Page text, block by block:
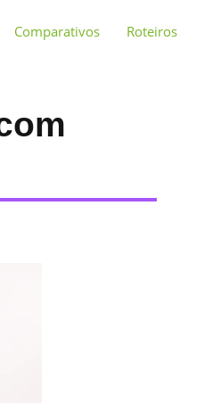
Comparativos Roteiros